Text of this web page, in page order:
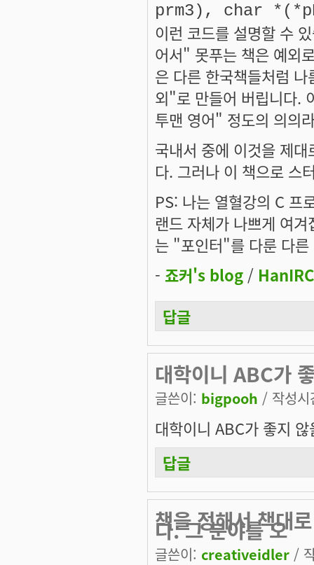
prm3), char
이런 코드를 설명할 수
어서" 못푸는 책은 예외
은 다른 한국책들처럼
외"로 만들어 버립니다.
투맨 영어" 정도의 의의
국내서 중에 이것을 제
다. 그러나 이 책으로 스
PS: 나는 열혈강의 C 프
랜드 자체가 나쁘게 여
는 "포인터"를 다룬 다른
- 죠커's blog /
답글
대학이니 ABC가
글쓴이: bigpooh / 작성
대학이니 ABC가 좋지 않
답글
책을 정해서 책대
다. 그 분야를 오
글쓴이: creativeidler /